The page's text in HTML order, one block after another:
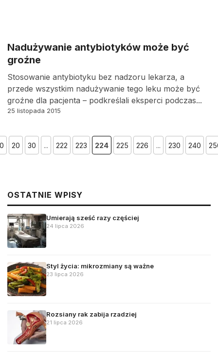
Nadużywanie antybiotyków może być
groźne
Stosowanie antybiotyku bez nadzoru lekarza, a
przede wszystkim nadużywanie tego leku może być
groźne dla pacjenta – podkreślali eksperci podczas...
25 listopada 2015
20 30 ... 222 223 224 225 226 ... 230 240
OSTATNIE WPISY
Umierają sześć razy częściej
24 lipca 2026
Styl życia: mikrozmiany są ważne
23 lipca 2026
Rozsiany rak zabija rzadziej
21 lipca 2026